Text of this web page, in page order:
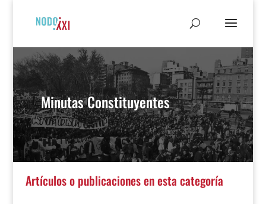
Minutas Constituyentes
Artículos o publicaciones en esta categoría